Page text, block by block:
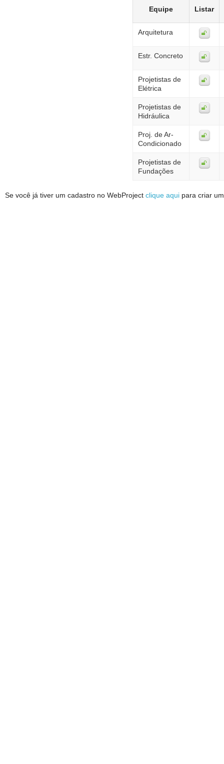
Equipe Listar
Arquitetura
Estr. Concreto
Projetistas de
Elétrica
Projetistas de
Hidráulica
Proj. de Ar-
Condicionado
Projetistas de
Fundações
Se você já tiver um cadastro no WebProject clique aqui para criar